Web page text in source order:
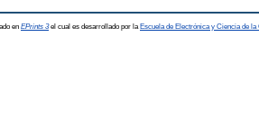
en EPrints 3el cual es desarrollado por la Escuela de Electrónica y Ciencia de la